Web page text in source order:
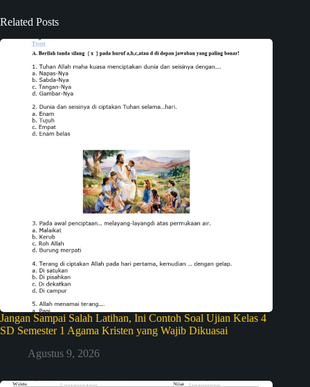
Related Posts
Jangan Sampai Salah Latihan, Ini Contoh Soal Ujian Kelas 4
SD Semester 1 Agama Kristen yang Wajib Dikuasai
Agustus 9, 2026